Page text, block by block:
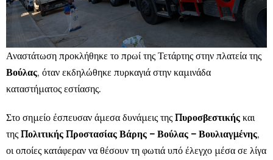
Αναστάτωση προκλήθηκε το πρωί της Τετάρτης στην πλατεία της
Βούλας, όταν εκδηλώθηκε πυρκαγιά στην καμινάδα
καταστήματος εστίασης.
Στο σημείο έσπευσαν άμεσα δυνάμεις της Πυροσβεστικής και
της Πολιτικής Προστασίας Βάρης – Βούλας – Βουλιαγμένης,
οι οποίες κατάφεραν να θέσουν τη φωτιά υπό έλεγχο μέσα σε λίγα